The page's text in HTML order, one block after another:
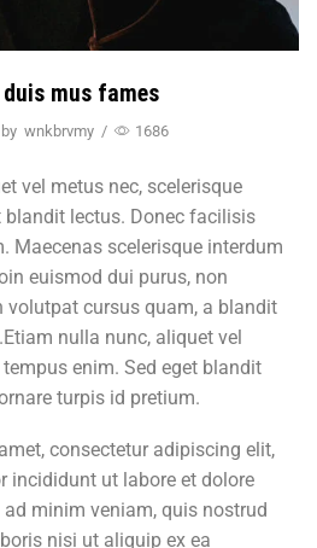
mus fames
wnkbrvmy / 1686
vel metus nec, scelerisque
blandit lectus. Donec facilisis
Maecenas scelerisque interdum
euismod dui purus, non
cursus quam, a blandit
nulla nunc, aliquet vel
enim. Sed eget blandit
turpis id pretium.
consectetur adipiscing elit,
incididunt ut labore et dolore
minim veniam, quis nostrud
nisi ut aliquip ex ea